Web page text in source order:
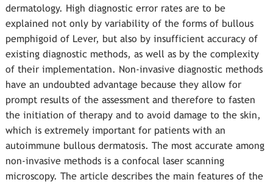
dermatology. High diagnostic error rates are to be
explained not only by variability of the forms of bullous
pemphigoid of Lever, but also by insufficient accuracy of
existing diagnostic methods, as well as by the complexity
of their implementation. Non-invasive diagnostic methods
have an undoubted advantage because they allow for
prompt results of the assessment and therefore to fasten
the initiation of therapy and to avoid damage to the skin,
which is extremely important for patients with an
autoimmune bullous dermatosis. The most accurate among
non-invasive methods is a confocal laser scanning
microscopy. The article describes the main features of the